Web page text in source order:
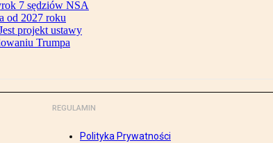
7 sędziów NSA
od 2027 roku
projekt ustawy
Trumpa
REGULAMIN
Polityka Prywatności